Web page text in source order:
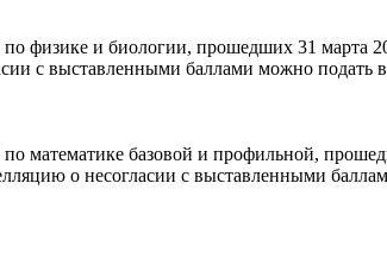
физике и биологии, прошедших 31 марта
с выставленными баллами можно
математике базовой и профильной,
о несогласии с выставленными